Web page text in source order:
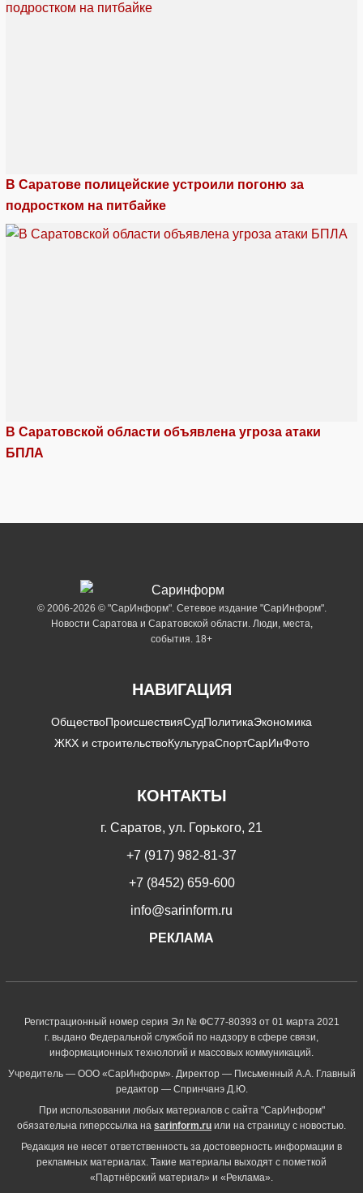
В Саратове полицейские устроили погоню за
подростком на питбайке
В Саратовской области объявлена угроза атаки
БПЛА
© 2006-2026 © "СарИнформ". Сетевое издание "СарИнформ".
Новости Саратова и Саратовской области. Люди, места,
события. 18+
НАВИГАЦИЯ
ОбществоПроисшествияСудПолитикаЭкономика
ЖКХ и строительствоКультураСпортСарИнФото
КОНТАКТЫ
г. Саратов, ул. Горького, 21
+7 (917) 982-81-37
+7 (8452) 659-600
info@sarinform.ru
РЕКЛАМА
Регистрационный номер серия Эл № ФС77-80393 от 01 марта 2021
г. выдано Федеральной службой по надзору в сфере связи,
информационных технологий и массовых коммуникаций.
Учредитель — ООО «СарИнформ». Директор — Письменный А.А. Главный
редактор — Спринчанэ Д.Ю.
При использовании любых материалов с сайта "СарИнформ"
обязательна гиперссылка на sarinform.ru или на страницу с новостью.
Редакция не несет ответственность за достоверность информации в
рекламных материалах. Такие материалы выходят с пометкой
«Партнёрский материал» и «Реклама».